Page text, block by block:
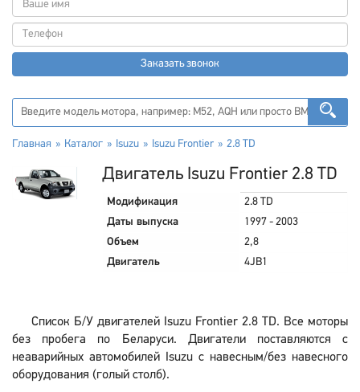
Заказать звонок
Главная Каталог Isuzu Isuzu Frontier 2.8 TD
Двигатель Isuzu Frontier 2.8 TD
Модификация
2.8 TD
Даты выпуска
1997 - 2003
Объем
2,8
Двигатель
4JB1
Список Б/У двигателей Isuzu Frontier 2.8 TD. Все моторы
без пробега по Беларуси. Двигатели поставляются с
неаварийных автомобилей Isuzu с навесным/без навесного
оборудования (голый столб).